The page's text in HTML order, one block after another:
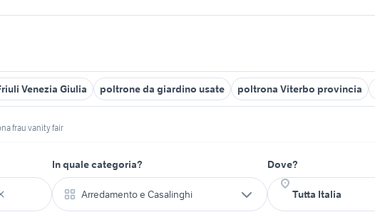
Venezia Giulia poltrone da giardino usate poltrona Viterbo provincia
frau vanity fair
In quale categoria?
Arredamento e Casalinghi
Dove?